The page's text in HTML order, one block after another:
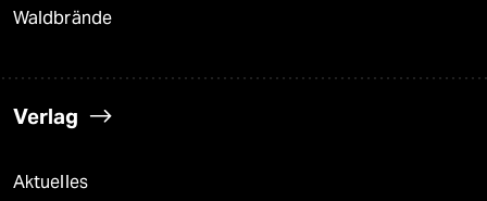
Waldbrände
Verlag
Aktuelles